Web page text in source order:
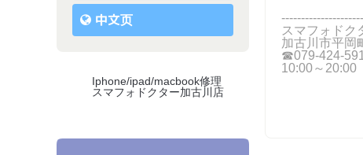
中文页
Iphone/ipad/macbook修理
スマフォドクター加古川店
スマフォドク
加古川市平
☎079-
10:00～20:00